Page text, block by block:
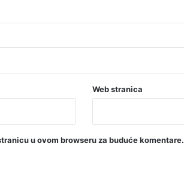
Web stranica
u ovom browseru za buduće komentare.